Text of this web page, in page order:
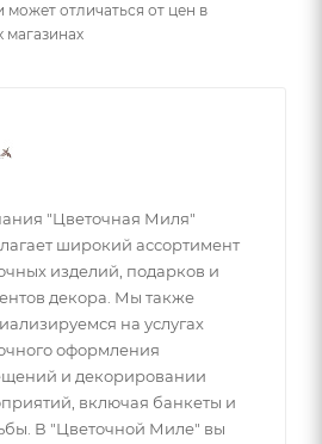
может отличаться от цен в
магазинах
"Цветочная Миля"
широкий ассортимент
изделий, подарков и
декора. Мы также
на услугах
оформления
и декорировании
включая банкеты и
В "Цветочной Миле" вы